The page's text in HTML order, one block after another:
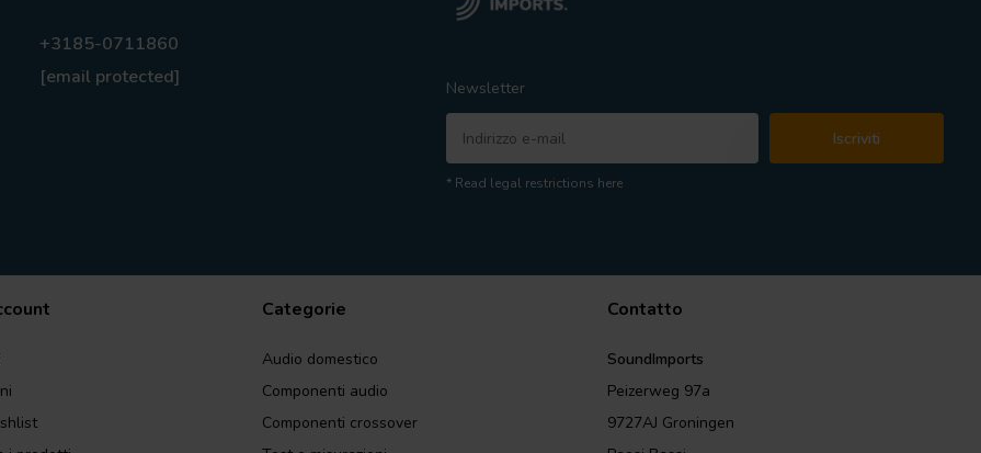
+3185-0711860
[email protected]
Newsletter
Iscriviti
* Read legal restrictions here
Categorie
Audio domestico
Componenti audio
Componenti crossover
Contatto
SoundImports
Peizerweg 97a
9727AJ Groningen